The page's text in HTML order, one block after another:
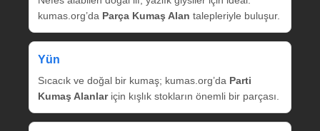
kumas.org’da Parça Kumaş Alan talepleriyle buluşur.
Yün
Sıcacık ve doğal bir kumaş; kumas.org’da Parti
Kumaş Alanlariçin kışlık stokların önemli bir parçası.